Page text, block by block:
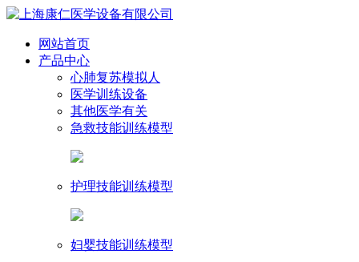
网站首页
产品中心
心肺复苏模拟人
医学训练设备
其他医学有关
急救技能训练模型
护理技能训练模型
妇婴技能训练模型